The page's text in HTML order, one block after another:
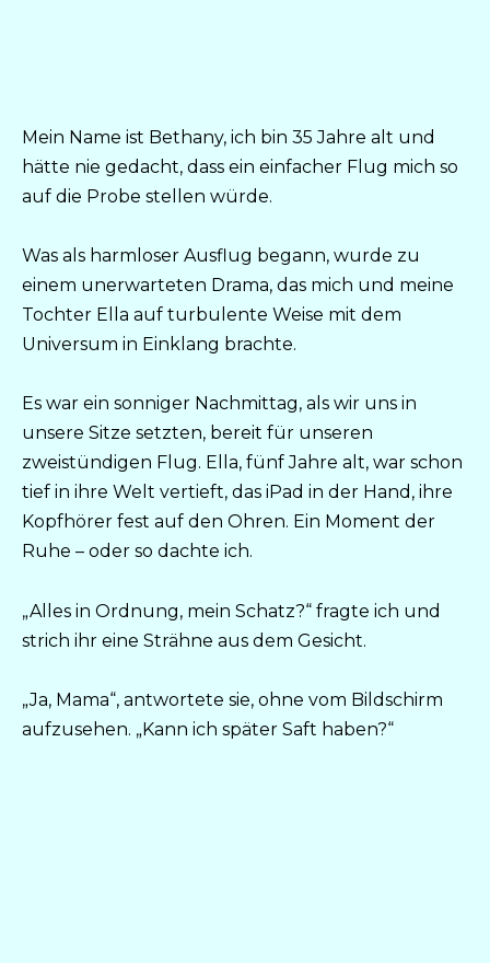
Mein Name ist Bethany, ich bin 35 Jahre alt und
hätte nie gedacht, dass ein einfacher Flug mich so
auf die Probe stellen würde.
Was als harmloser Ausflug begann, wurde zu
einem unerwarteten Drama, das mich und meine
Tochter Ella auf turbulente Weise mit dem
Universum in Einklang brachte.
Es war ein sonniger Nachmittag, als wir uns in
unsere Sitze setzten, bereit für unseren
zweistündigen Flug. Ella, fünf Jahre alt, war schon
tief in ihre Welt vertieft, das iPad in der Hand, ihre
Kopfhörer fest auf den Ohren. Ein Moment der
Ruhe – oder so dachte ich.
„Alles in Ordnung, mein Schatz?“ fragte ich und
strich ihr eine Strähne aus dem Gesicht.
„Ja, Mama“, antwortete sie, ohne vom Bildschirm
aufzusehen. „Kann ich später Saft haben?“